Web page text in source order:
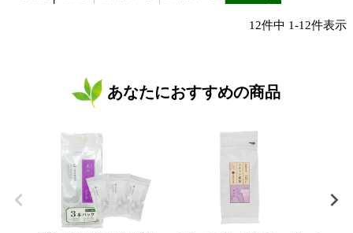
12件中 1-12件表示
あなたにおすすめの商品